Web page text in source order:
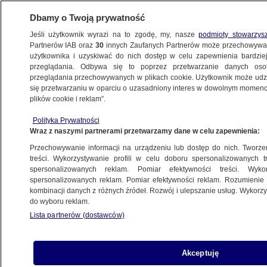
ŚWIAT
Trafił do szpitala psychiatrycznego
20.09.2019, 12:27
Udostępnij
Dbamy o Twoją prywatność
Jeśli użytkownik wyrazi na to zgodę, my, naszepodmioty
Partnerów IAB oraz30 innych Zaufanych Partnerów może
użytkownika i uzyskiwać do nich dostęp w celu zapewnienia
przeglądania. Odbywa się to poprzez przetwarzanie danych
przeglądania przechowywanych w plikach cookie. Użytkownik może
się przetwarzaniu w oparciu o uzasadniony interes w dowolnym
plików cookie i reklam”.
Polityka Prywatności
Wraz z naszymi partnerami przetwarzamy dane w celu zapewnienia:
Przechowywanie informacji na urządzeniu lub dostęp do nich.
treści. Wykorzystywanie profili w celu doboru spersonalizowanych
spersonalizowanych reklam. Pomiar efektywności treści.
spersonalizowanych reklam. Pomiar efektywności reklam.
kombinacji danych z różnych źródeł. Rozwój i ulepszanie usług.
do wyboru reklam.
Lista partnerów (dostawców)
Akceptuję